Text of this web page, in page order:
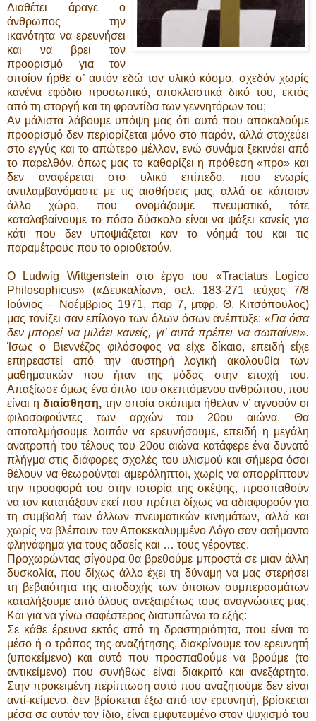
Διαθέτει άραγε ο
άνθρωπος την
ικανότητα να ερευνήσει
και να βρει τον
προορισμό για τον
οποίον ήρθε σ’ αυτόν εδώ τον υλικό κόσμο, σχεδόν χωρίς
κανένα εφόδιο προσωπικό, αποκλειστικά δικό του, εκτός
από τη στοργή και τη φροντίδα των γεννητόρων του;
Αν μάλιστα λάβουμε υπόψη μας ότι αυτό που αποκαλούμε
προορισμό δεν περιορίζεται μόνο στο παρόν, αλλά στοχεύει
στο εγγύς και το απώτερο μέλλον, ενώ συνάμα ξεκινάει από
το παρελθόν, όπως μας το καθορίζει η πρόθεση «προ» και
δεν αναφέρεται στο υλικό επίπεδο, που ενωρίς
αντιλαμβανόμαστε με τις αισθήσεις μας, αλλά σε κάποιον
άλλο χώρο, που ονομάζουμε πνευματικό, τότε
καταλαβαίνουμε το πόσο δύσκολο είναι να ψάξει κανείς για
κάτι που δεν υποψιάζεται καν το νόημά του και τις
παραμέτρους που το οριοθετούν.
Ο Ludwig Wittgenstein στο έργο του «Tractatus Logico
Philosophicus» («Δευκαλίων», σελ. 183-271 τεύχος 7/8
Ιούνιος – Νοέμβριος 1971, παρ 7, μτφρ. Θ. Κιτσόπουλος)
μας τονίζει σαν επίλογο των όλων όσων ανέπτυξε: «Για όσα
δεν μπορεί να μιλάει κανείς, γι’ αυτά πρέπει να σωπαίνει».
Ίσως ο Βιεννέζος φιλόσοφος να είχε δίκαιο, επειδή είχε
επηρεαστεί από την αυστηρή λογική ακολουθία των
μαθηματικών που ήταν της μόδας στην εποχή του.
Απαξίωσε όμως ένα όπλο του σκεπτόμενου ανθρώπου, που
είναι η διαίσθηση, την οποία σκόπιμα ήθελαν ν’ αγνοούν οι
φιλοσοφούντες των αρχών του 20ου αιώνα. Θα
αποτολμήσουμε λοιπόν να ερευνήσουμε, επειδή η μεγάλη
ανατροπή του τέλους του 20ου αιώνα κατάφερε ένα δυνατό
πλήγμα στις διάφορες σχολές του υλισμού και σήμερα όσοι
θέλουν να θεωρούνται αμερόληπτοι, χωρίς να απορρίπτουν
την προσφορά του στην ιστορία της σκέψης, προσπαθούν
να τον κατατάξουν εκεί που πρέπει δίχως να αδιαφορούν για
τη συμβολή των άλλων πνευματικών κινημάτων, αλλά και
χωρίς να βλέπουν τον Αποκεκαλυμμένο Λόγο σαν ασήμαντο
φληνάφημα για τους αδαείς και … τους γέροντες.
Προχωρώντας σίγουρα θα βρεθούμε μπροστά σε μιαν άλλη
δυσκολία, που δίχως άλλο έχει τη δύναμη να μας στερήσει
τη βεβαιότητα της αποδοχής των όποιων συμπερασμάτων
καταλήξουμε από όλους ανεξαιρέτως τους αναγνώστες μας.
Και για να γίνω σαφέστερος διατυπώνω το εξής:
Σε κάθε έρευνα εκτός από τη δραστηριότητα, που είναι το
μέσο ή ο τρόπος της αναζήτησης, διακρίνουμε τον ερευνητή
(υποκείμενο) και αυτό που προσπαθούμε να βρούμε (το
αντικείμενο) που συνήθως είναι διακριτό και ανεξάρτητο.
Στην προκειμένη περίπτωση αυτό που αναζητούμε δεν είναι
αντί-κείμενο, δεν βρίσκεται έξω από τον ερευνητή, βρίσκεται
μέσα σε αυτόν τον ίδιο, είναι εμφυτευμένο στον ψυχισμό του